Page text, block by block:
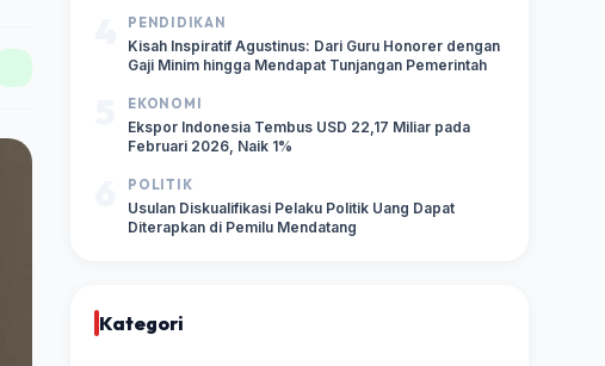
PENDIDIKAN
Kisah Inspiratif Agustinus: Dari Guru Honorer dengan
Gaji Minim hingga Mendapat Tunjangan Pemerintah
EKONOMI
Ekspor Indonesia Tembus USD 22,17 Miliar pada
Februari 2026, Naik 1%
POLITIK
Usulan Diskualifikasi Pelaku Politik Uang Dapat
Diterapkan di Pemilu Mendatang
Kategori